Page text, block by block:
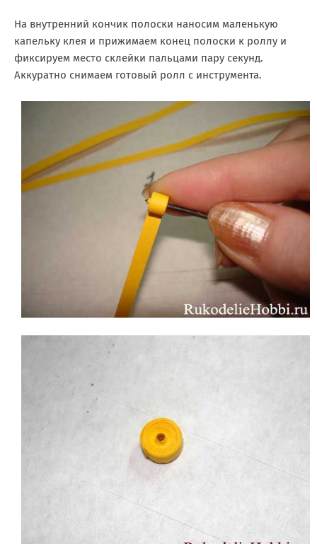
На внутренний кончик полоски наносим маленькую
капельку клея и прижимаем конец полоски к роллу и
фиксируем место склейки пальцами пару секунд.
Аккуратно снимаем готовый ролл с инструмента.